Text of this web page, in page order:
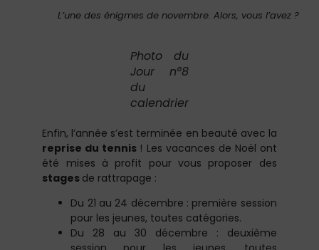
L’une des énigmes de novembre. Alors, vous l’avez ?
Photo du
Jour n°8
du
calendrier
Enfin, l’année s’est terminée en beauté avec la
reprise du tennis ! Les vacances de Noël ont
été mises à profit pour vous proposer des
stages de rattrapage :
Du 21 au 24 décembre : première session
pour les jeunes, toutes catégories.
Du 28 au 30 décembre : deuxième